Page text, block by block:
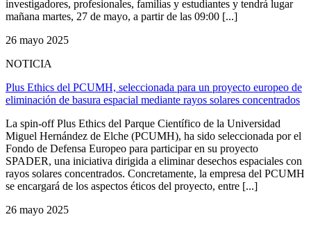
investigadores, profesionales, familias y estudiantes y tendrá lugar
mañana martes, 27 de mayo, a partir de las 09:00 [...]
26 mayo 2025
NOTICIA
Plus Ethics del PCUMH, seleccionada para un proyecto europeo de
eliminación de basura espacial mediante rayos solares concentrados
La spin-off Plus Ethics del Parque Científico de la Universidad
Miguel Hernández de Elche (PCUMH), ha sido seleccionada por el
Fondo de Defensa Europeo para participar en su proyecto
SPADER, una iniciativa dirigida a eliminar desechos espaciales con
rayos solares concentrados. Concretamente, la empresa del PCUMH
se encargará de los aspectos éticos del proyecto, entre [...]
26 mayo 2025